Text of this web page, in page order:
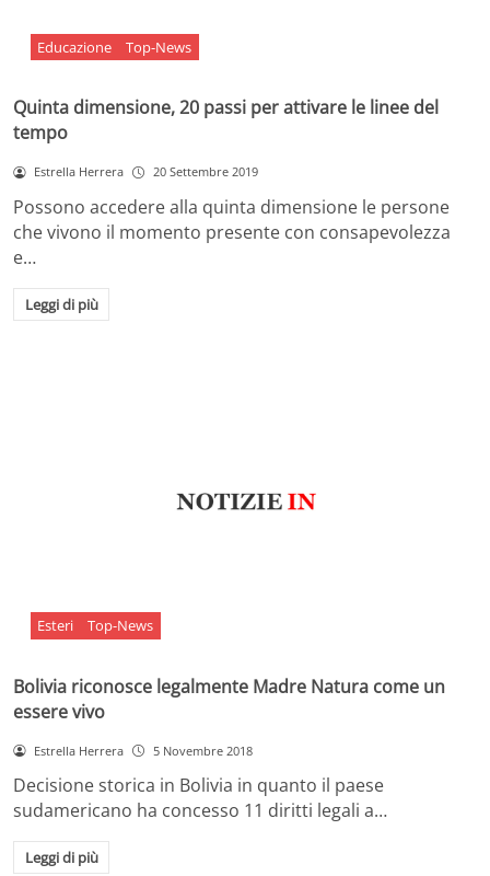
Educazione Top-News
Quinta dimensione, 20 passi per attivare le linee del
tempo
Estrella Herrera 20 Settembre 2019
Possono accedere alla quinta dimensione le persone
che vivono il momento presente con consapevolezza
e…
Leggi di più
Esteri Top-News
Bolivia riconosce legalmente Madre Natura come un
essere vivo
Estrella Herrera 5 Novembre 2018
Decisione storica in Bolivia in quanto il paese
sudamericano ha concesso 11 diritti legali a…
Leggi di più